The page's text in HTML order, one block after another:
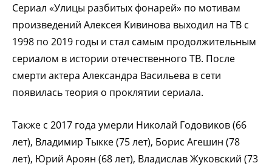
Сериал «Улицы разбитых фонарей» по мотивам
произведений Алексея Кивинова выходил на ТВ с
1998 по 2019 годы и стал самым продолжительным
сериалом в истории отечественного ТВ. После
смерти актера Александра Васильева в сети
появилась теория о проклятии сериала.
Также с 2017 года умерли Николай Годовиков (66
лет), Владимир Тыкке (75 лет), Борис Агешин (78
лет), Юрий Ароян (68 лет), Владислав Жуковский (73